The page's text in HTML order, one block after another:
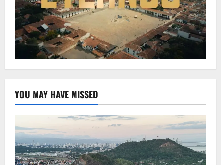
YOU MAY HAVE MISSED